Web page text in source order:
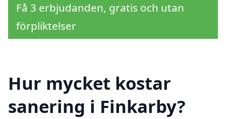
Få 3 erbjudanden, gratis och utan
förpliktelser
Hur mycket kostar
sanering i Finkarby?